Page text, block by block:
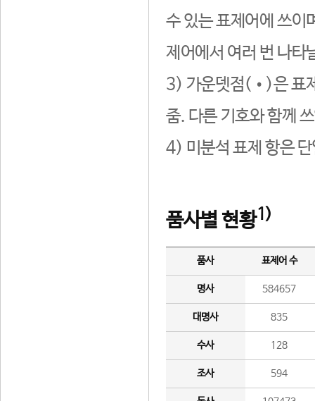
수 있는 표제어에 쓰이
제어에서 여러 번 나타
3) 가운뎃점(•)은 표
줌. 다른 기호와 함께
4) 미분석 표제 항은
품사별 현황1)
품사 표제어 수
명사 584657
대명사 835
수사 128
조사 594